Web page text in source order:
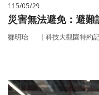
115/05/29
災害無法避免：避
鄒明珆 ｜ 科技大觀園特約